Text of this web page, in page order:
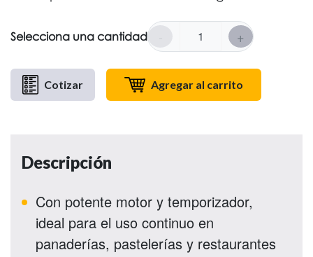
Selecciona una cantidad +
Cotizar Agregar al carrito
Descripción
Con potente motor y temporizador,
ideal para el uso continuo en
panaderías, pastelerías y restaurantes